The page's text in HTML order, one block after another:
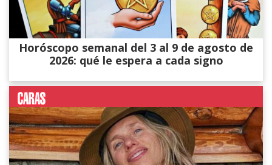
Horóscopo semanal del 3 al 9 de agosto de
2026: qué le espera a cada signo